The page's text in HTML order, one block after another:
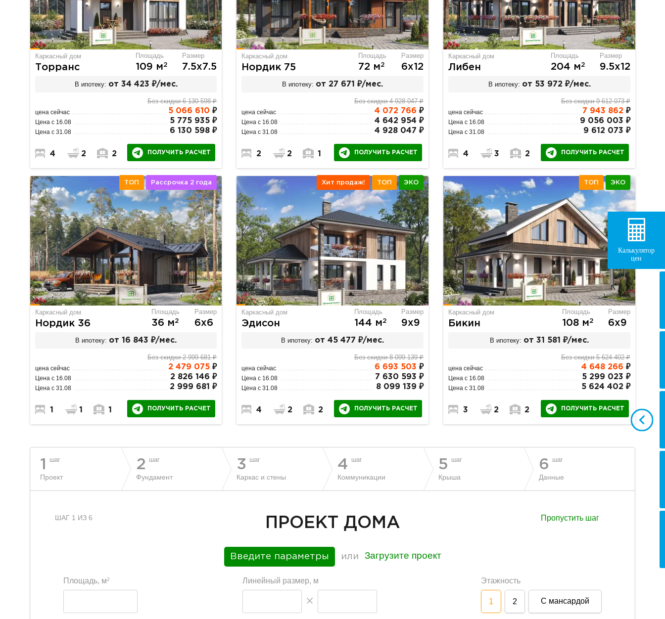
Каркасный дом
Торранс
Площадь
109 м2
Размер
7.5х7.5
В ипотеку: от 34 423 ₽/мес.
Без скидки 6 130 598 ₽
цена сейчас 5 066 610 ₽
Цена с 16.08 5 775 935 ₽
Цена с 31.08 6 130 598 ₽
4 2 2 ПОЛУЧИТЬ РАСЧЕТ
Каркасный дом
Нордик 75
Площадь
72 м2
Размер
6х12
В ипотеку: от 27 671 ₽/мес.
Без скидки 4 928 047 ₽
цена сейчас 4 072 766 ₽
Цена с 16.08 4 642 954 ₽
Цена с 31.08 4 928 047 ₽
2 2 1 ПОЛУЧИТЬ РАСЧЕТ
Каркасный дом
Либен
Площадь
204 м2
Размер
9.5х12
В ипотеку: от 53 972 ₽/мес.
Без скидки 9 612 073 ₽
цена сейчас 7 943 862 ₽
Цена с 16.08 9 056 003 ₽
Цена с 31.08 9 612 073 ₽
4 3 2 ПОЛУЧИТЬ РАСЧЕТ
ТОП Рассрочка 2 года
Каркасный дом
Нордик 36
Площадь
36 м2
Размер
6х6
В ипотеку: от 16 843 ₽/мес.
Без скидки 2 999 681 ₽
цена сейчас 2 479 075 ₽
Цена с 16.08 2 826 146 ₽
Цена с 31.08 2 999 681 ₽
1 1 1 ПОЛУЧИТЬ РАСЧЕТ
Хит продаж! ТОП ЭКО
Каркасный дом
Эдисон
Площадь
144 м2
Размер
9х9
В ипотеку: от 45 477 ₽/мес.
Без скидки 8 099 139 ₽
цена сейчас 6 693 503 ₽
Цена с 16.08 7 630 593 ₽
Цена с 31.08 8 099 139 ₽
4 2 2 ПОЛУЧИТЬ РАСЧЕТ
ТОП ЭКО
Каркасный дом
Бикин
Площадь
108 м2
Размер
6х9
В ипотеку: от 31 581 ₽/мес.
Без скидки 5 624 402 ₽
цена сейчас 4 648 266 ₽
Цена с 16.08 5 299 023 ₽
Цена с 31.08 5 624 402 ₽
3 2 2 ПОЛУЧИТЬ РАСЧЕТ
1 шаг
Проект
2 шаг
Фундамент
3 шаг
Каркас и стены
4 шаг
Коммуникации
5 шаг
Крыша
6 шаг
Данные
ШАГ 1 ИЗ 6 ПРОЕКТ ДОМА Пропустить шаг
Введите параметры или Загрузите проект
Площадь, м2 Линейный размер, м Этажность
1 2 С мансардой
Калькулятор
цен